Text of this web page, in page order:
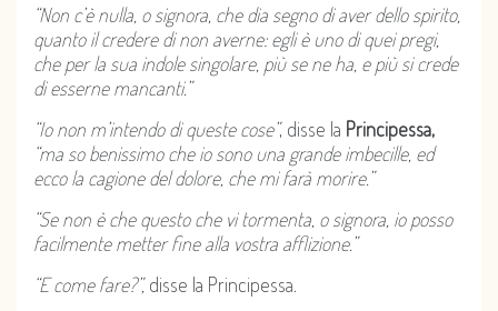
“Non c’è nulla, o signora, che dia segno di aver dello spirito,
quanto il credere di non averne: egli è uno di quei pregi,
che per la sua indole singolare, più se ne ha, e più si crede
di esserne mancanti.”
“Io non m’intendo di queste cose”, disse la Principessa,
“ma so benissimo che io sono una grande imbecille, ed
ecco la cagione del dolore, che mi farà morire.”
“Se non è che questo che vi tormenta, o signora, io posso
facilmente metter fine alla vostra afflizione.”
“E come fare?”,disse la Principessa.